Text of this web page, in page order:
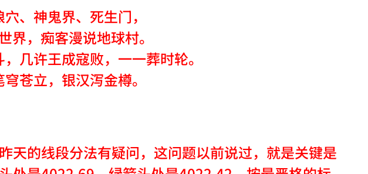
穴、神鬼界、死生门，
界，痴客漫说地球村。
几许王成寇败，一一葬时轮。
穹苍立，银汉泻金樽。
天的线段分法有疑问，这问题以前说过，就是关键是